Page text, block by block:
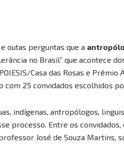
outas perguntas que a
no Brasil” que acontece
Casa das Rosas e Prêmio
com 25 convidados escolhidos
indígenas, antropólogos,
processo. Entre os
José de Souza Martins,